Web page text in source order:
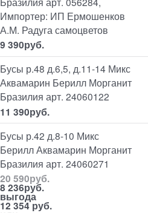
Импортер: ИП Ермошенков
А.М. Радуга самоцветов
9 390руб.
Бусы р.48 д.6,5, д.11-14 Микс
Аквамарин Берилл Морганит
Бразилия арт. 24060122
11 390руб.
Бусы р.42 д.8-10 Микс
Берилл Аквамарин Морганит
Бразилия арт. 24060271
20 590руб.
8 236руб.
выгода
12 354 руб.